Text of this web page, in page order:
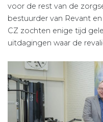
voor de rest van de
bestuurder van Revant
CZ zochten enige tijd
uitdagingen waar de